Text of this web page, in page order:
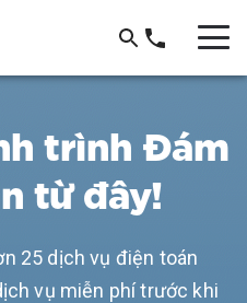
trình Đám
từ đây!
25 dịch vụ điện toán
vụ miễn phí trước khi